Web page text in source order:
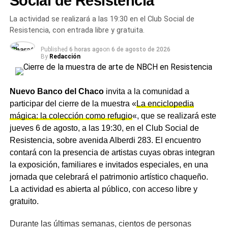
los centros de salud y los puestos sanitarios
rurales en 2026
El campo del Departamento Chacabuco entra en
el pico de cosecha de soja en mayo con exceso
hídrico en Pampa Ávila y buenas expectativas de
siembra de trigo y girasol
sistemas de protección, maniobra, medición y
telecomando necesarios para garantizar un
funcionamiento seguro y eficiente. Será alimentada por
una extensión de 3.520 metros, que se conectará con la
nueva estación transformadora de alta tensión ya
construida, además de un tramo de línea subterránea de
100 metros.
En paralelo, se construirá una línea subterránea de media
tensión de 13,2 KV con cuatro salidas destinadas a
abastecer nuevos distribuidores y subestaciones,
fortaleciendo el suministro en distintos sectores de la
ciudad. En esta primera etapa, los trabajos están
centrados en el tendido de la línea aérea de media
tensión de 33 KV, mientras que posteriormente se
avanzará con la construcción de la estación
transformadora.
La actividad se realizará a las 19:30 en el Club Social de
Resistencia, con entrada libre y gratuita.
Published 6 horas agoon 6 de agosto de 2026
By Redacción
Nuevo Banco del Chacoinvita a la comunidad a
participar del cierre de la muestra «La enciclopedia
mágica: la colección como refugio«, que se realizará este
jueves 6 de agosto, a las 19:30, en el Club Social de
Resistencia, sobre avenida Alberdi 283. El encuentro
contará con la presencia de artistas cuyas obras integran
la exposición, familiares e invitados especiales, en una
jornada que celebrará el patrimonio artístico chaqueño.
La actividad es abierta al público, con acceso libre y
gratuito.
Durante las últimas semanas, cientos de personas